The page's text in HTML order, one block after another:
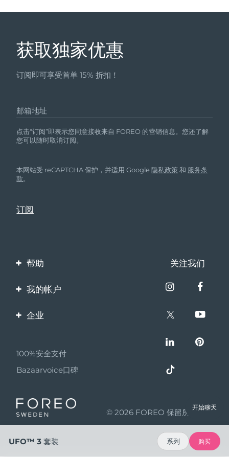
获取独家优惠
订阅即可享受首单 15% 折扣！
邮箱地址
点击“订阅”即表示您同意接收来自 FOREO 的营销信息。您还了解
您可以随时取消订阅。
本网站受 reCAPTCHA 保护，并适用 Google隐私政策 和 服务条
款。
帮助
联系我们
保修与退换货
关注我们
我的帐户
产品注册
企业
伙伴计划
联盟新闻
成为合作伙伴
100%安全支付
Bazaarvoice口碑
© 2026 FOREO 保留所有权利
开始聊天
UFO™ 3 套装 系列 购买